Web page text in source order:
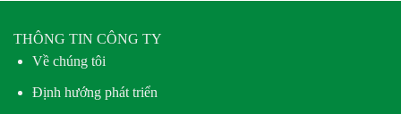
THÔNG TIN CÔNG TY
Về chúng tôi
Định hướng phát triển